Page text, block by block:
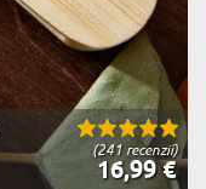
(241 recenzií)
16,99 €